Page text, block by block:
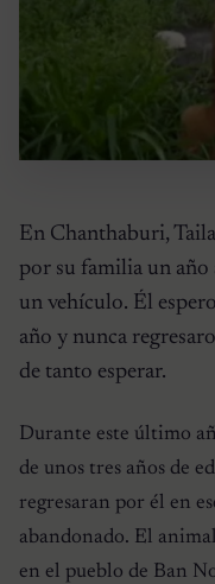
En Chanthaburi,
por su familia un año
un vehículo. Él
año y nunca
de tanto esperar.
Durante este último
de unos tres años de
regresaran por él en
abandonado. El
en el pueblo de Ban